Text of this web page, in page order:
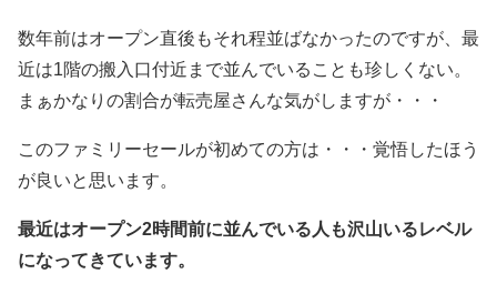
数年前はオープン直後もそれ程並ばなかったのですが、最
近は1階の搬入口付近まで並んでいることも珍しくない。
まぁかなりの割合が転売屋さんな気がしますが・・・
このファミリーセールが初めての方は・・・覚悟したほう
が良いと思います。
最近はオープン2時間前に並んでいる人も沢山いるレベル
になってきています。